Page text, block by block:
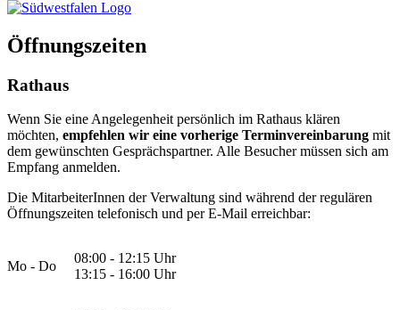
Öffnungszeiten
Rathaus
Wenn Sie eine Angelegenheit persönlich im Rathaus klären
möchten, empfehlen wir eine vorherige Terminvereinbarung mit
dem gewünschten Gesprächspartner. Alle Besucher müssen sich am
Empfang anmelden.
Die MitarbeiterInnen der Verwaltung sind während der regulären
Öffnungszeiten telefonisch und per E-Mail erreichbar:
Mo - Do
08:00 - 12:15 Uhr
13:15 - 16:00 Uhr